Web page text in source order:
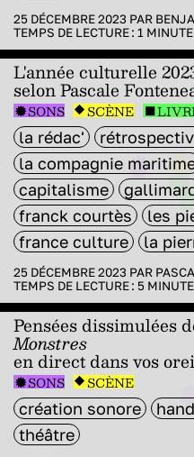
25 DÉCEMBRE 2023 PAR
TEMPS DE LECTURE : 1
L'année culturelle
selon Pascale
SONS SCÈNE
la rédac'
la compagnie
capitalisme
franck courtès
les
france culture
la
25 DÉCEMBRE 2023 PAR
TEMPS DE LECTURE : 5
Pensées dissimulées
Monstres
en direct dans vos
SONS SCÈNE
création sonore
théâtre